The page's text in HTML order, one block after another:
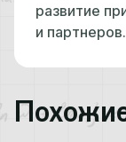
развитие
и партнеров.